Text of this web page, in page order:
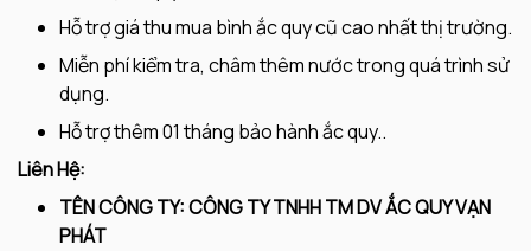
Hỗ trợ giá thu mua bình ắc quy cũ cao nhất thị trường.
Miễn phí kiểm tra, châm thêm nước trong quá trình sử
dụng.
Hỗ trợ thêm 01 tháng bảo hành ắc quy..
Liên Hệ:
TÊN CÔNG TY: CÔNG TY TNHH TM DV ẮC QUY VẠN
PHÁT